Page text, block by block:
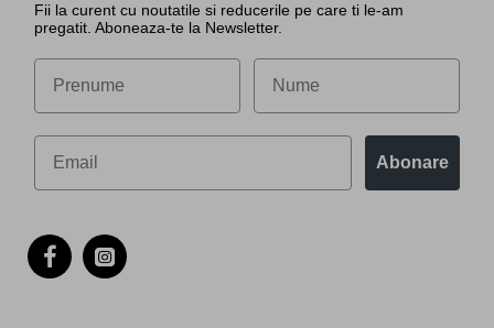
Fii la curent cu noutatile si reducerile pe care ti le-am
pregatit. Aboneaza-te la Newsletter.
Abonare